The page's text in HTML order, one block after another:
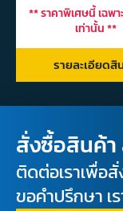
** ราคาพิเศษนี้ เฉพ
เท่านั้น **
รายละเอียดสิ
สั่งซื้อสินค้
ติดต่อเราเพื่อ
ขอคำปรึกษา เ